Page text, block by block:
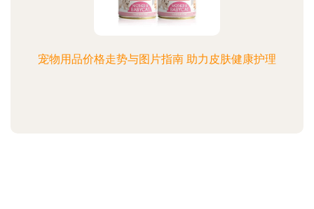
宠物用品价格走势与图片指南 助力皮肤健康护理